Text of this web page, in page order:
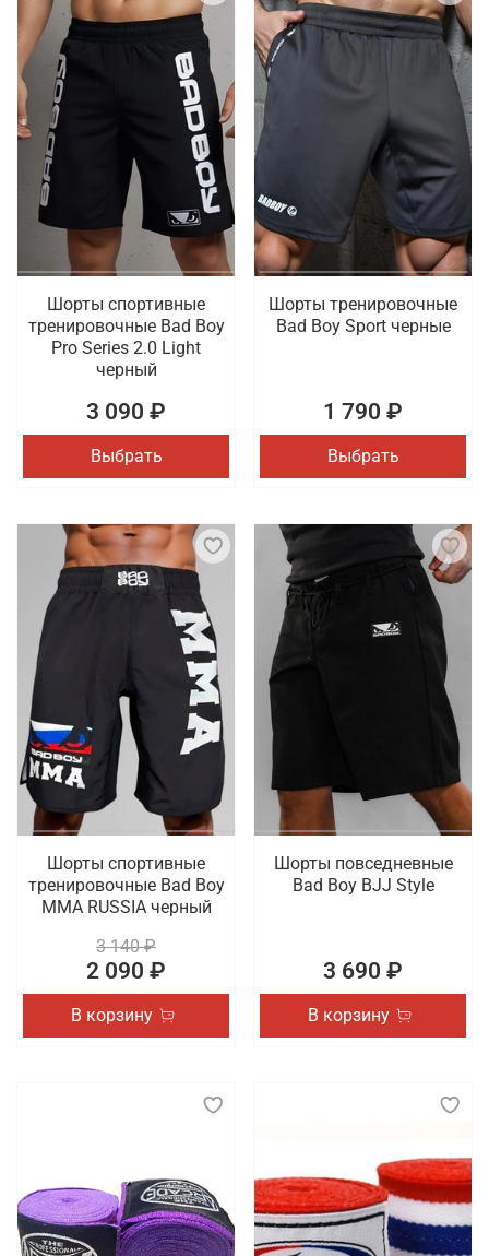
Шорты спортивные
тренировочные Bad Boy
Pro Series 2.0 Light
черный
3 090 ₽
Выбрать
Шорты тренировочные
Bad Boy Sport черные
1 790 ₽
Выбрать
Шорты спортивные
тренировочные Bad Boy
MMA RUSSIA черный
3 140 ₽
2 090 ₽
В корзину
Шорты повседневные
Bad Boy BJJ Style
3 690 ₽
В корзину